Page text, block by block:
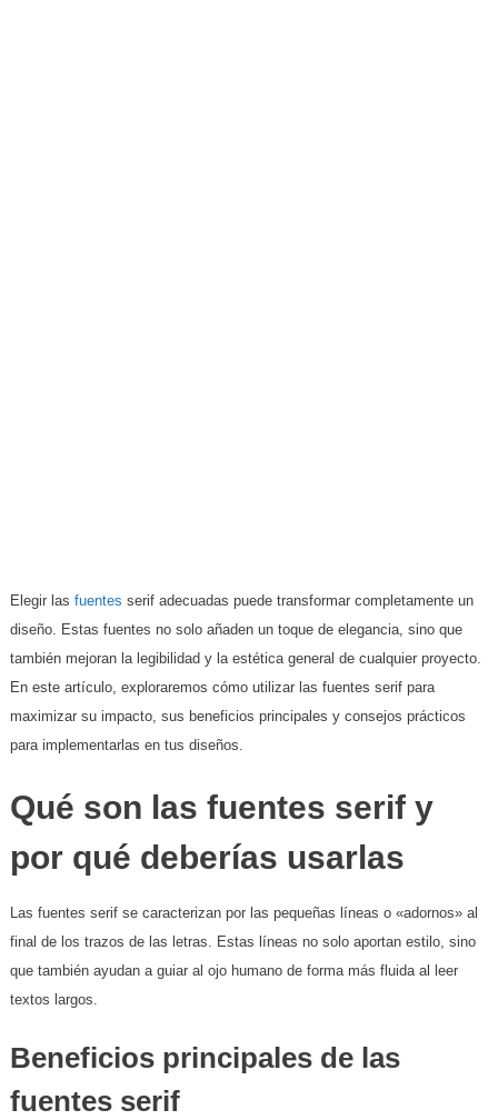
Elegir las fuentes serif adecuadas puede transformar completamente un
diseño. Estas fuentes no solo añaden un toque de elegancia, sino que
también mejoran la legibilidad y la estética general de cualquier proyecto.
En este artículo, exploraremos cómo utilizar las fuentes serif para
maximizar su impacto, sus beneficios principales y consejos prácticos
para implementarlas en tus diseños.
Qué son las fuentes serif y
por qué deberías usarlas
Las fuentes serif se caracterizan por las pequeñas líneas o «adornos» al
final de los trazos de las letras. Estas líneas no solo aportan estilo, sino
que también ayudan a guiar al ojo humano de forma más fluida al leer
textos largos.
Beneficios principales de las
fuentes serif